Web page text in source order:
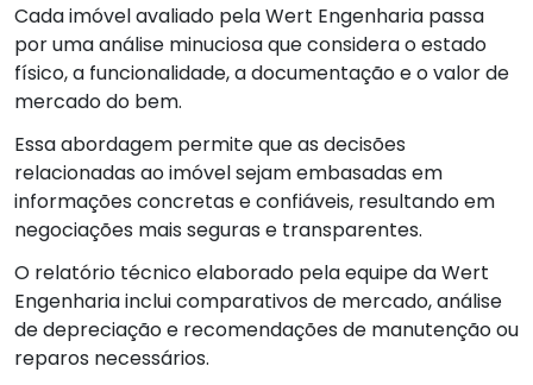
Cada imóvel avaliado pela Wert Engenharia passa
por uma análise minuciosa que considera o estado
físico, a funcionalidade, a documentação e o valor de
mercado do bem.
Essa abordagem permite que as decisões
relacionadas ao imóvel sejam embasadas em
informações concretas e confiáveis, resultando em
negociações mais seguras e transparentes.
O relatório técnico elaborado pela equipe da Wert
Engenharia inclui comparativos de mercado, análise
de depreciação e recomendações de manutenção ou
reparos necessários.